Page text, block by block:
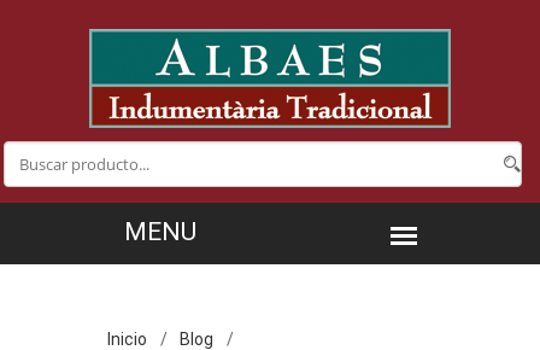
Inicio Blog